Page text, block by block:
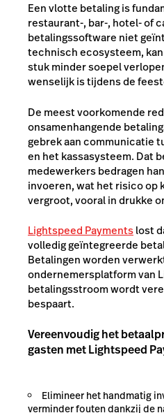
Een vlotte betaling is
restaurant-, bar-, hotel- of
betalingssoftware niet
technisch ecosysteem,
stuk minder soepel
wenselijk is tijdens de
De meest voorkomende
onsamenhangende
gebrek aan communicatie
en het kassasysteem. Dat
medewerkers bedragen
invoeren, wat het risico op
vergroot, vooral in drukke
Lightspeed Paymentslost
volledig geïntegreerde
Betalingen worden
ondernemersplatform van
betalingsstroom wordt
bespaart.
Vereenvoudig het
gasten met Lightspeed
Elimineer het handmatig
verminder fouten dankzij de